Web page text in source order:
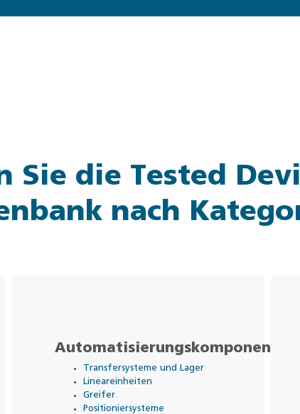
Sie die Tested
nach
Automatisierungskomponente
Transfersysteme und Lager
Lineareinheiten
Greifer
Positioniersysteme